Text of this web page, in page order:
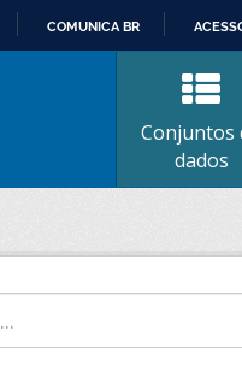
CONTEÚDO
COMUNICA BR
Conjuntos
dados